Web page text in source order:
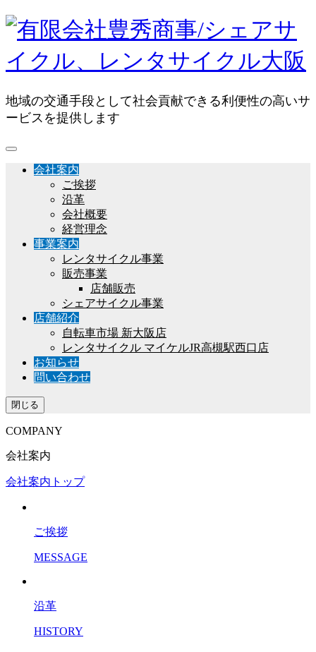
地域の交通手段として社会貢献できる利便性の高いサ
ービスを提供します
会社案内
ご挨拶
沿革
会社概要
経営理念
事業案内
レンタサイクル事業
販売事業
店舗販売
シェアサイクル事業
店舗紹介
自転車市場 新大阪店
レンタサイクル マイケルJR高槻駅西口店
お知らせ
問い合わせ
閉じる
COMPANY
会社案内
会社案内トップ
ご挨拶
MESSAGE
沿革
HISTORY